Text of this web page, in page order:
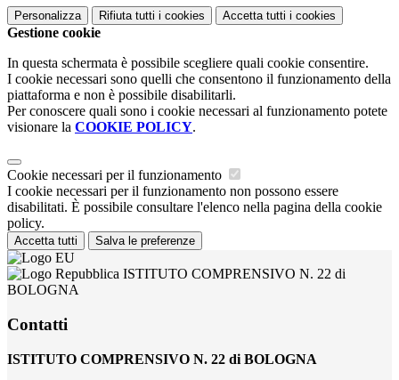
Personalizza Rifiuta tutti i cookies Accetta tutti i cookies
Gestione cookie
In questa schermata è possibile scegliere quali cookie consentire.
I cookie necessari sono quelli che consentono il funzionamento della
piattaforma e non è possibile disabilitarli.
Per conoscere quali sono i cookie necessari al funzionamento potete
visionare la COOKIE POLICY.
Cookie necessari per il funzionamento
I cookie necessari per il funzionamento non possono essere
disabilitati. È possibile consultare l'elenco nella pagina della cookie
policy.
Accetta tutti Salva le preferenze
ISTITUTO COMPRENSIVO N. 22 di
BOLOGNA
Contatti
ISTITUTO COMPRENSIVO N. 22 di BOLOGNA